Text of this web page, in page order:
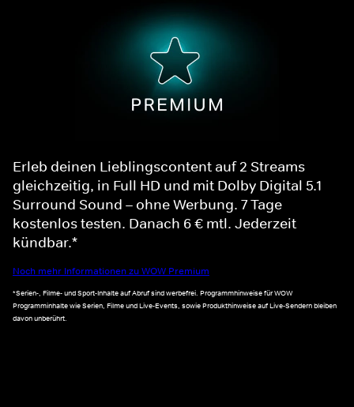
Erleb deinen Lieblingscontent auf 2 Streams
gleichzeitig, in Full HD und mit Dolby Digital 5.1
Surround Sound – ohne Werbung. 7 Tage
kostenlos testen. Danach 6 € mtl. Jederzeit
kündbar.*
Noch mehr Informationen zu WOW Premium
*Serien-, Filme- und Sport-Inhalte auf Abruf sind werbefrei. Programmhinweise für WOW
Programminhalte wie Serien, Filme und Live-Events, sowie Produkthinweise auf Live-Sendern bleiben
davon unberührt.